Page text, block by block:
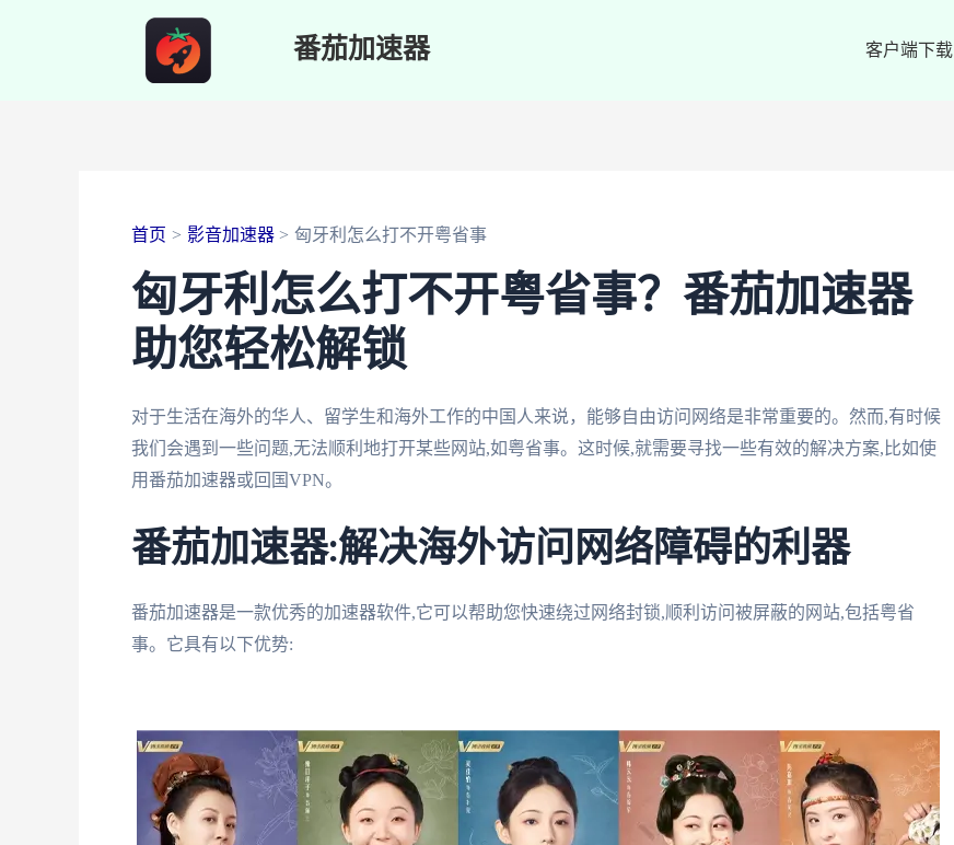
番茄加速器 客户端下载
首页 影音加速器 匈牙利怎么打不开粤省事
匈牙利怎么打不开粤省事？番茄加速器
助您轻松解锁
对于生活在海外的华人、留学生和海外工作的中国人来说，能够自由访问网络是非常重要的。然而,有时候
我们会遇到一些问题,无法顺利地打开某些网站,如粤省事。这时候,就需要寻找一些有效的解决方案,比如使
用番茄加速器或回国VPN。
番茄加速器:解决海外访问网络障碍的利器
番茄加速器是一款优秀的加速器软件,它可以帮助您快速绕过网络封锁,顺利访问被屏蔽的网站,包括粤省
事。它具有以下优势: